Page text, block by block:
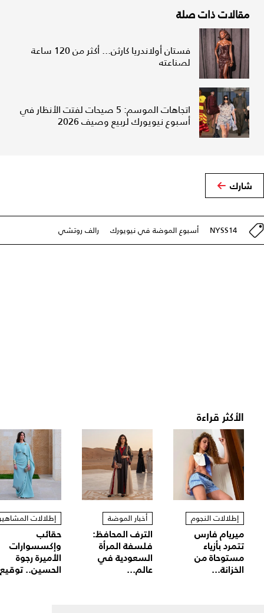
مقالات ذات صلة
فستان أولاندريا كارثن... أكثر من 120 ساعة
لصناعته
اتجاهات الموسم: 5 صيحات لفتت الأنظار في
أسبوع نيويورك لربيع وصيف 2026
شارك
NYSS14 أسبوع الموضة في نيويورك رالف روتشي
الأكثر قراءة
إطلالات النجوم
ميريام فارس
تتمرد بأزياء
مستوحاة من
الخزانة...
أخبار الموضة
الترف المحافظ:
فلسفة المرأة
السعودية في
عالم...
إطلالات
حقائب
وإكسسوارات
الأميرة رجوة
الحسين..